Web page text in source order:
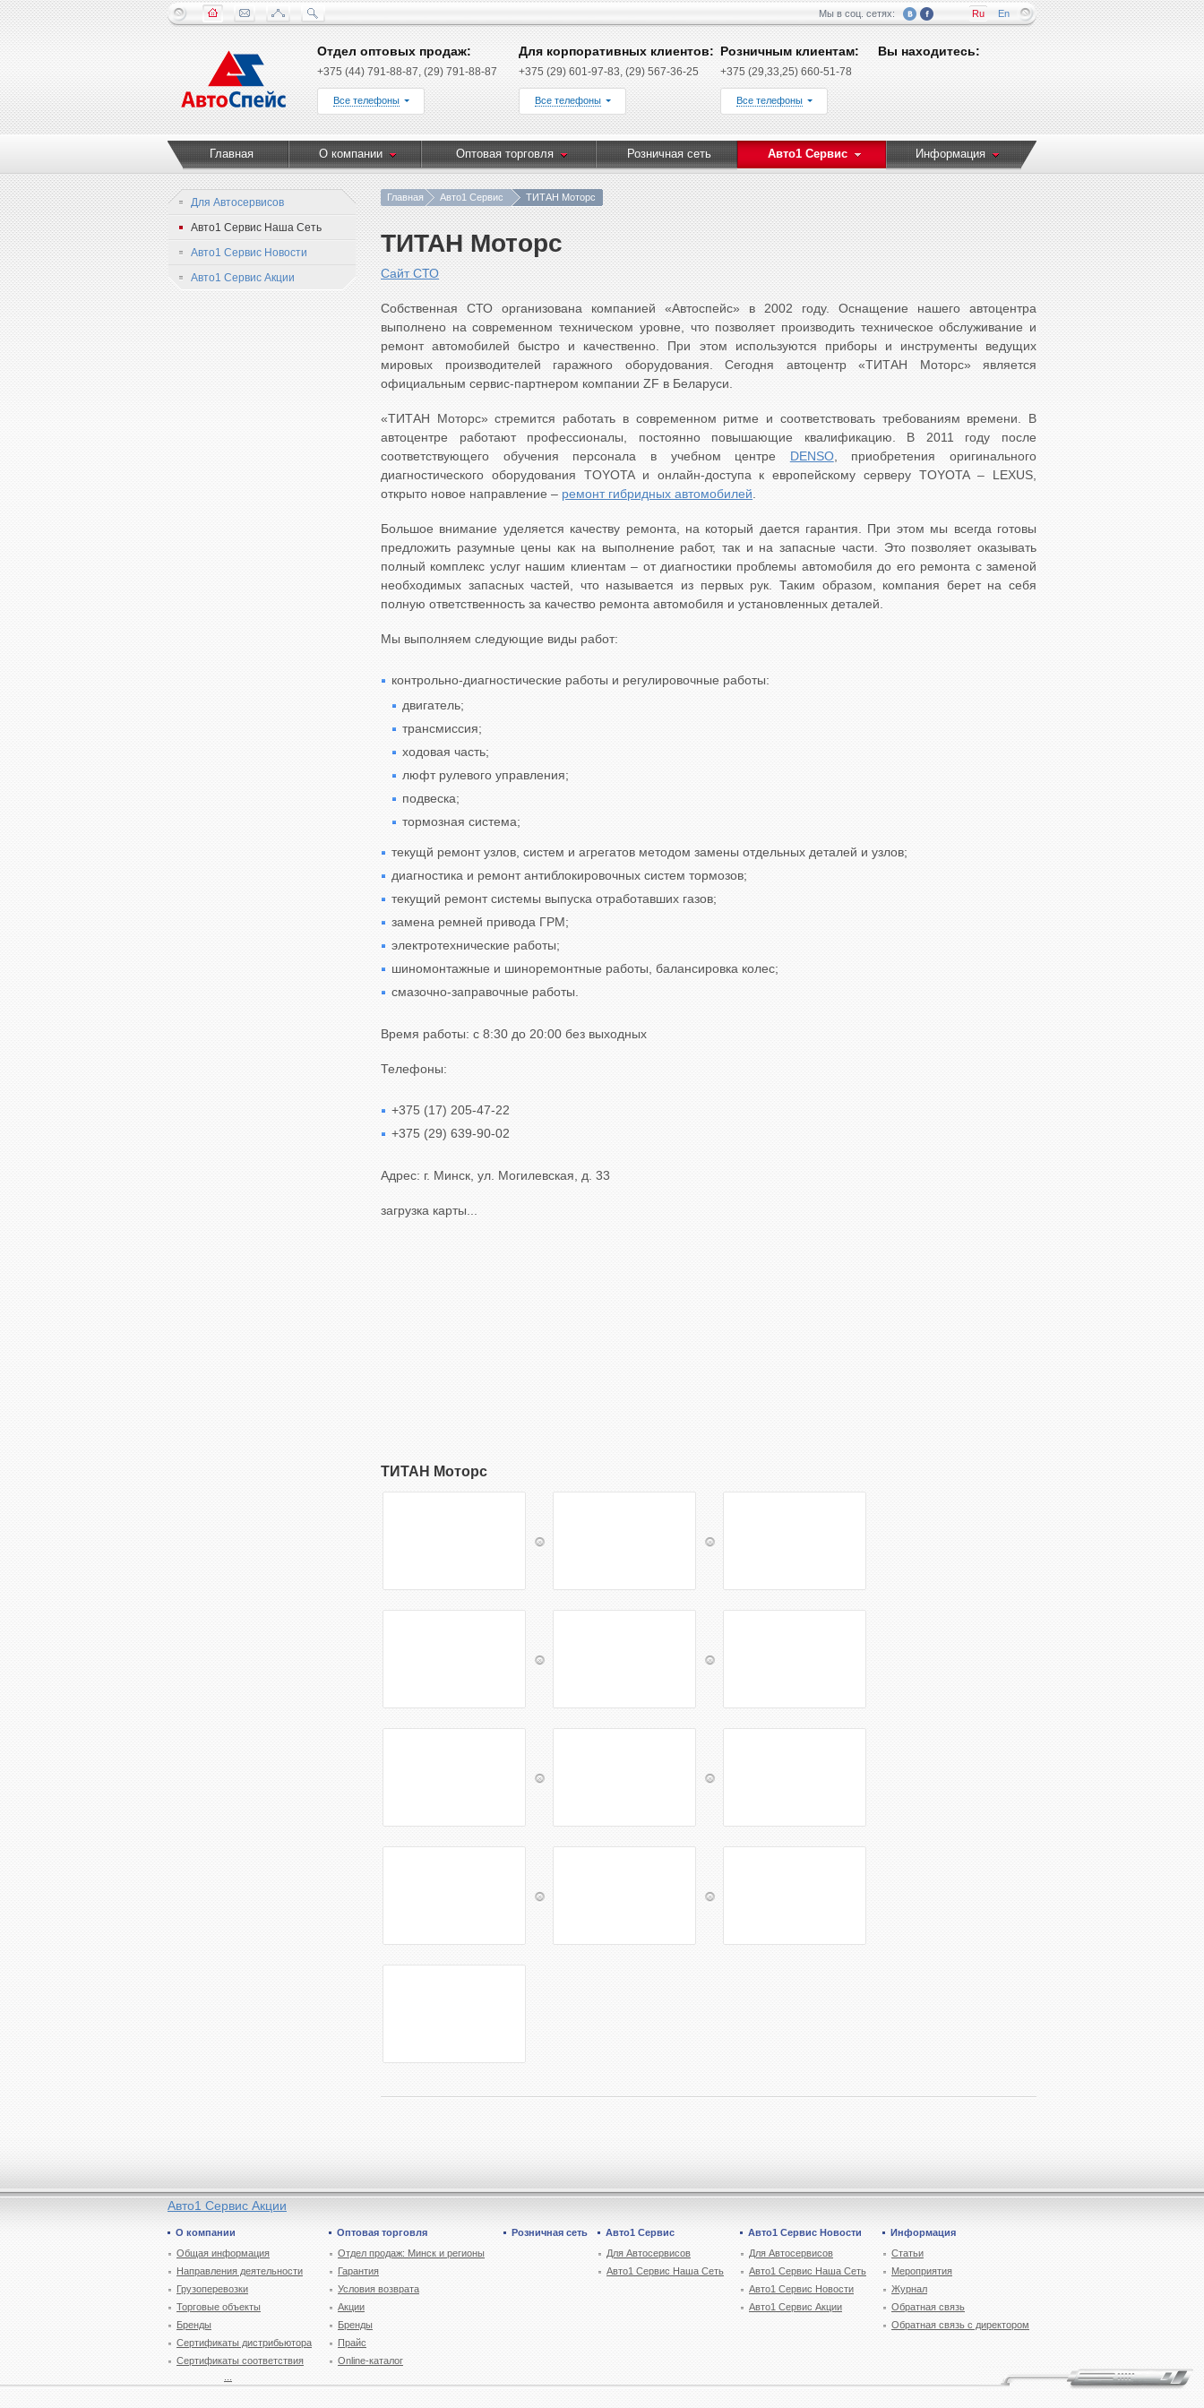
Мы в соц. сетях: Ru En
Отдел оптовых продаж:
+375 (44) 791-88-87, (29) 791-88-87
Все телефоны
Для корпоративных клиентов:
+375 (29) 601-97-83, (29) 567-36-25
Все телефоны
Розничным клиентам:
+375 (29,33,25) 660-51-78
Все телефоны
Вы находитесь:
Главная О компании Оптовая торговля Розничная сеть Авто1 Сервис Информация
Для Автосервисов
Авто1 Сервис Наша Сеть
Авто1 Сервис Новости
Авто1 Сервис Акции
Главная Авто1 Сервис ТИТАН Моторс
ТИТАН Моторс
Сайт СТО
Собственная СТО организована компанией «Автоспейс» в 2002 году. Оснащение нашего автоцентра
выполнено на современном техническом уровне, что позволяет производить техническое обслуживание и
ремонт автомобилей быстро и качественно. При этом используются приборы и инструменты ведущих
мировых производителей гаражного оборудования. Сегодня автоцентр «ТИТАН Моторс» является
официальным сервис-партнером компании ZF в Беларуси.
«ТИТАН Моторс» стремится работать в современном ритме и соответствовать требованиям времени. В
автоцентре работают профессионалы, постоянно повышающие квалификацию. В 2011 году после
соответствующего обучения персонала в учебном центре DENSO, приобретения оригинального
диагностического оборудования TOYOTA и онлайн-доступа к европейскому серверу TOYOTA – LEXUS,
открыто новое направление – ремонт гибридных автомобилей
Большое внимание уделяется качеству ремонта, на который дается гарантия. При этом мы всегда готовы
предложить разумные цены как на выполнение работ, так и на запасные части. Это позволяет оказывать
полный комплекс услуг нашим клиентам – от диагностики проблемы автомобиля до его ремонта с заменой
необходимых запасных частей, что называется из первых рук. Таким образом, компания берет на себя
полную ответственность за качество ремонта автомобиля и установленных деталей.
Мы выполняем следующие виды работ:
контрольно-диагностические работы и регулировочные работы:
двигатель;
трансмиссия;
ходовая часть;
люфт рулевого управления;
подвеска;
тормозная система;
текущй ремонт узлов, систем и агрегатов методом замены отдельных деталей и узлов;
диагностика и ремонт антиблокировочных систем тормозов;
текущий ремонт системы выпуска отработавших газов;
замена ремней привода ГРМ;
электротехнические работы;
шиномонтажные и шиноремонтные работы, балансировка колес;
смазочно-заправочные работы.
Время работы: с 8:30 до 20:00 без выходных
Телефоны:
+375 (17) 205-47-22
+375 (29) 639-90-02
Адрес: г. Минск, ул. Могилевская, д. 33
загрузка карты...
ТИТАН Моторс
Авто1 Сервис Акции
О компании
Общая информация
Направления деятельности
Грузоперевозки
Торговые объекты
Бренды
Сертификаты дистрибьютора
Сертификаты соответствия
Оптовая торговля
Отдел продаж: Минск и регионы
Гарантия
Условия возврата
Акции
Бренды
Прайс
Online-каталог
Розничная сеть
Авто1 Сервис
Для Автосервисов
Авто1 Сервис Наша Сеть
Авто1 Сервис Новости
Для Автосервисов
Авто1 Сервис Наша Сеть
Авто1 Сервис Новости
Авто1 Сервис Акции
Информация
Статьи
Мероприятия
Журнал
Обратная связь
Обратная связь с директором